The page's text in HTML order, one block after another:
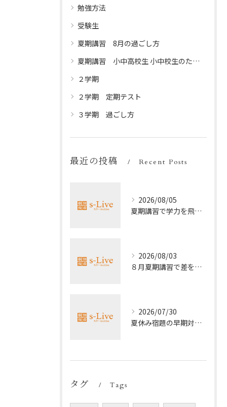
勉強方法
受験生
夏期講習 8月の過ごし方
夏期講習 小中高校生 小中校生のための夏休みプログラム
２学期
２学期 定期テスト
３学期 過ごし方
最近の投稿 Recent Posts
2026/08/05
夏期講習で学力を飛躍的に上げる方法
2026/08/03
８月夏期講習で差をつける受験勉強法
2026/07/30
夏休み宿題の早期対策ポイント
タグ Tags